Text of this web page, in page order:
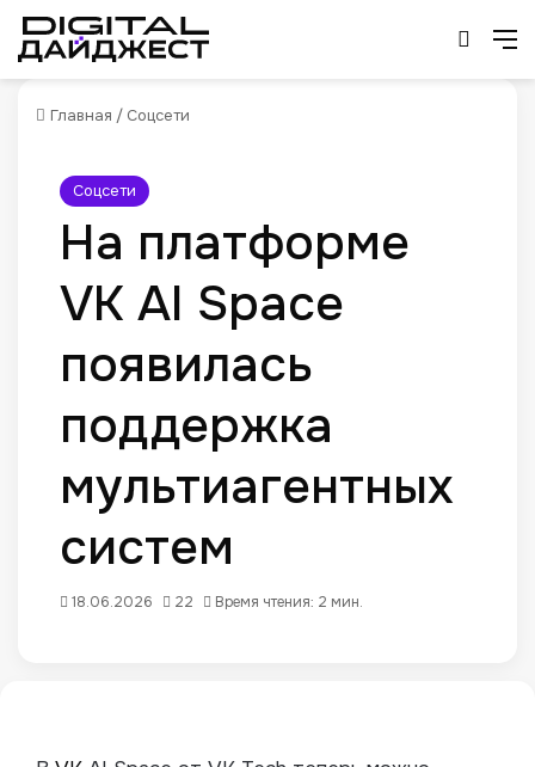
Главная / Соцсети
Соцсети
На платформе
VK AI Space
появилась
поддержка
мультиагентных
систем
18.06.2026 22 Время чтения: 2 мин.